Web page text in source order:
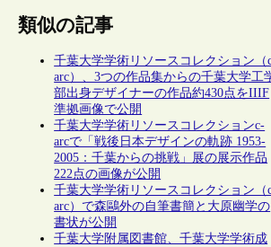
類似の記事
千葉大学学術リソースコレクション（
arc）、3つの作品集からの千葉大学工
部出身デザイナーの作品約430点をIIIF
準拠画像で公開
千葉大学学術リソースコレクションc-
arcで「戦後日本デザインの軌跡 1953-
2005：千葉からの挑戦」展の展示作品
222点の画像が公開
千葉大学学術リソースコレクション（
arc）で森鷗外の自筆書簡と大原幽学の
書状が公開
千葉大学附属図書館、千葉大学学術成